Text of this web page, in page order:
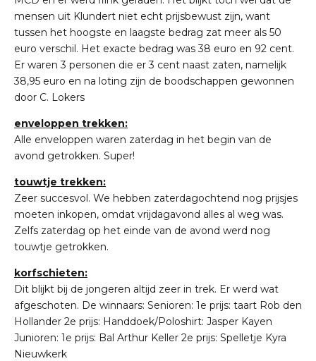
mensen uit Klundert niet echt prijsbewust zijn, want
tussen het hoogste en laagste bedrag zat meer als 50
euro verschil. Het exacte bedrag was 38 euro en 92 cent.
Er waren 3 personen die er 3 cent naast zaten, namelijk
38,95 euro en na loting zijn de boodschappen gewonnen
door C. Lokers
enveloppen trekken:
Alle enveloppen waren zaterdag in het begin van de
avond getrokken. Super!
touwtje trekken:
Zeer succesvol. We hebben zaterdagochtend nog prijsjes
moeten inkopen, omdat vrijdagavond alles al weg was.
Zelfs zaterdag op het einde van de avond werd nog
touwtje getrokken.
korfschieten:
Dit blijkt bij de jongeren altijd zeer in trek. Er werd wat
afgeschoten. De winnaars: Senioren: 1e prijs: taart Rob den
Hollander 2e prijs: Handdoek/Poloshirt: Jasper Kayen
Junioren: 1e prijs: Bal Arthur Keller 2e prijs: Spelletje Kyra
Nieuwkerk